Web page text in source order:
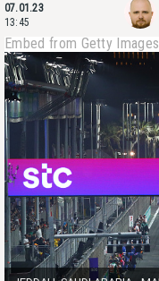
07.01.23
13:45
Embed from Getty Images